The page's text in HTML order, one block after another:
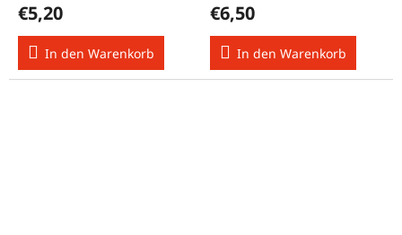
€5,20
In den Warenkorb
€6,50
In den Warenkorb